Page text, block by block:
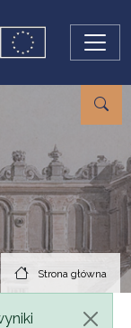
Strona główna